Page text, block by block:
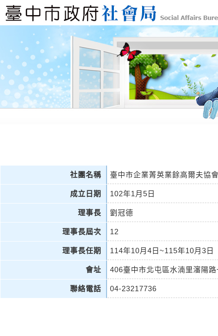
社團名稱 臺中市企業菁英業餘高爾夫協
成立日期 102年1月5日
理事長 劉冠德
理事長屆次 12
理事長任期 114年10月4日~115年10月3日
會址 406臺中市北屯區水湳里瀋陽
聯絡電話 04-23217736